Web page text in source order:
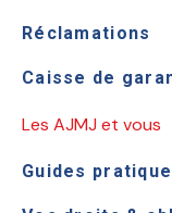
Réclamations
Caisse de
Les AJMJ et vous
Guides